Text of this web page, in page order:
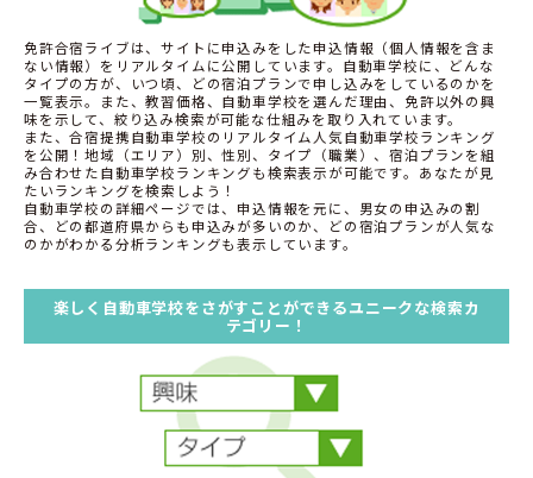
免許合宿ライブは、サイトに申込みをした申込情報（個人情報を含ま
ない情報）をリアルタイムに公開しています。自動車学校に、どんな
タイプの方が、いつ頃、どの宿泊プランで申し込みをしているのかを
一覧表示。また、教習価格、自動車学校を選んだ理由、免許以外の興
味を示して、絞り込み検索が可能な仕組みを取り入れています。
また、合宿提携自動車学校のリアルタイム人気自動車学校ランキング
を公開！地域（エリア）別、性別、タイプ（職業）、宿泊プランを組
み合わせた自動車学校ランキングも検索表示が可能です。あなたが見
たいランキングを検索しよう！
自動車学校の詳細ページでは、申込情報を元に、男女の申込みの割
合、どの都道府県からも申込みが多いのか、どの宿泊プランが人気な
のかがわかる分析ランキングも表示しています。
楽しく自動車学校をさがすことができるユニークな検索カ
テゴリー！